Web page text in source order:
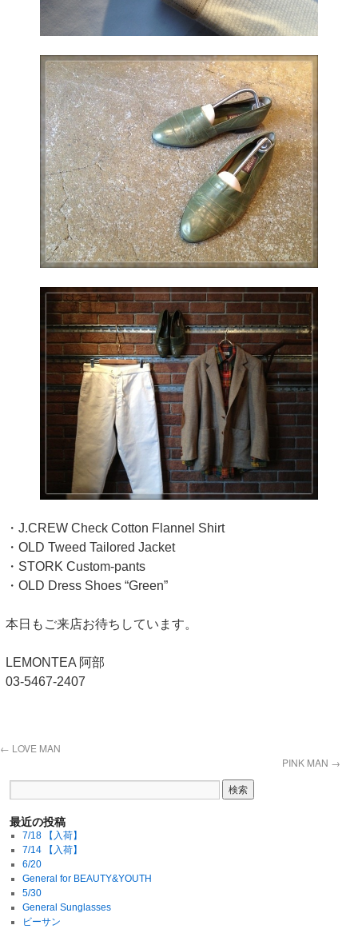
・J.CREW Check Cotton Flannel Shirt
・OLD Tweed Tailored Jacket
・STORK Custom-pants
・OLD Dress Shoes “Green”
本日もご来店お待ちしています。
LEMONTEA 阿部
03-5467-2407
← LOVE MAN
PINK MAN →
最近の投稿
7/18 【入荷】
7/14 【入荷】
6/20
General for BEAUTY&YOUTH
5/30
General Sunglasses
ビーサン